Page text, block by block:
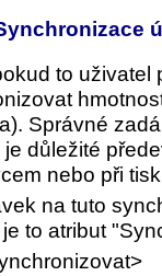
to uživatel
Správné
důležité
nebo při
na tuto
to atribut